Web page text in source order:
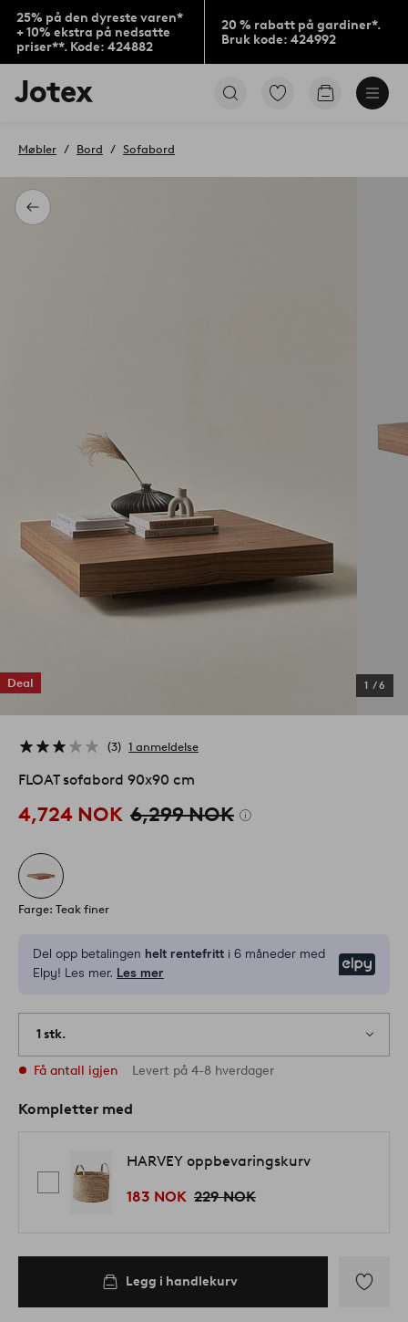
25% på den dyreste varen*
+ 10% ekstra på nedsatte
priser**. Kode: 424882
20 % rabatt på gardiner*.
Bruk kode: 424992
Jotex’
logo
til
Gå
Gå
Tilbake
Møbler Bord Sofabord
Deal 1 /6
3 1 anmeldelse
FLOAT sofabord 90x90 cm
4,724 NOK 6,299 NOK
Farge: Teak finer
Del opp betalingen helt rentefritt i 6 måneder med
Elpy! Les mer. Les mer
1 stk.
Få antall igjen Levert på 4-8 hverdager
Kompletter med
HARVEY oppbevaringskurv
183 NOK 229 NOK
Legg i handlekurv